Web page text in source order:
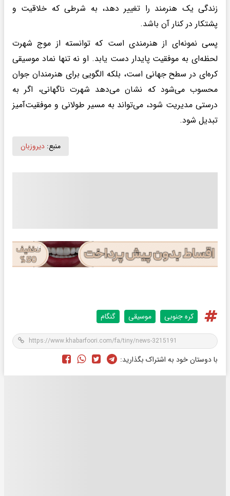
زندگی یک هنرمند را تغییر دهد، به شرطی که خلاقیت و
پشتکار در کنار آن باشد.
پسی نمونه‌ای از هنرمندی است که توانسته از موج شهرت
لحظه‌ای به موفقیت پایدار دست یابد. او نه تنها نماد موسیقی
کره‌ای در سطح جهانی است، بلکه الگویی برای هنرمندان جوان
محسوب می‌شود که نشان می‌دهد شهرت ناگهانی، اگر به
درستی مدیریت شود، می‌تواند به مسیر طولانی و موفقیت‌آمیز
تبدیل شود.
منبع: دیروزبان
کره جنوبی موسیقی گنگام
با دوستان خود به اشتراک بگذارید: